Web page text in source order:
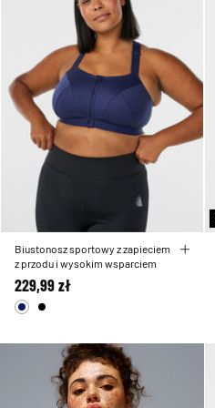
Biustonosz sportowy z zapieciem
z przodu i wysokim wsparciem
229,99 zł